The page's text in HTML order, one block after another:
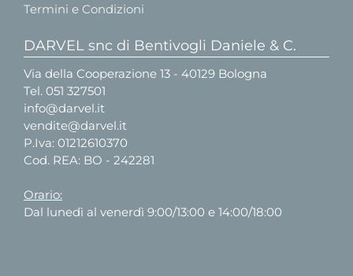
Termini e Condizioni
DARVEL snc di Bentivogli Daniele & C.
Via della Cooperazione 13 - 40129 Bologna
Tel. 051 327501
info@darvel.it
vendite@darvel.it
P.Iva: 01212610370
Cod. REA: BO - 242281
Orario:
Dal lunedì al venerdì 9:00/13:00 e 14:00/18:00